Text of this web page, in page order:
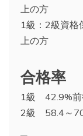
上の方
1級：2級資格
上の方
合格率
1級 42.9%前
2級 58.4～